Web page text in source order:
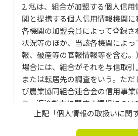
2. 私は、組合が加盟する個人信
関と提携する個人信用情報機関
各機関の加盟会員によって登録
状況等のほか、当該各機関によ
報、破産等の官報情報等を含む。
場合には、組合がそれを与信取
または転居先の調査をいう。た
び農業協同組合連合会の信用事
り、返済能力に関する情報につ
の目的に限る。以下同じ。）のた
上記「個人情報の取扱いに関